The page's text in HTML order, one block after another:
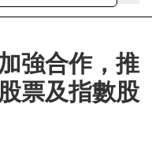
強合作，推
票及指數股